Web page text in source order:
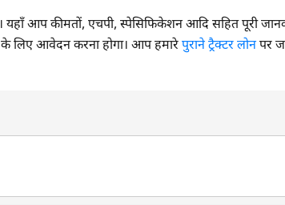
है। यहाँ आप कीमतों, एचपी, स्पेसिफिकेशन आदि सहित पूरी
के लिए आवेदन करना होगा। आप हमारेपुराने ट्रैक्टर लोनपर